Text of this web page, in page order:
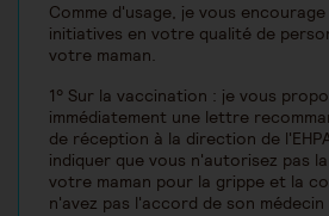
Comme d'usage, je vous
initiatives en votre qualité de
votre maman.
1° Sur la vaccination : je vous
immédiatement une lettre
de réception à la direction de
indiquer que vous n'autorisez pas
votre maman pour la grippe et la
n'avez pas l'accord de son